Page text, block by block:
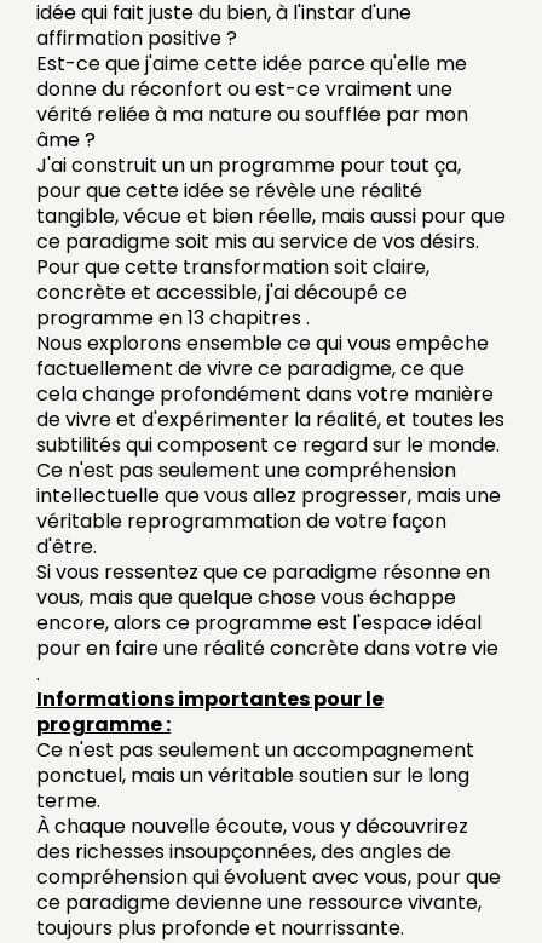
idée qui fait juste du bien, à l'instar d'une
affirmation positive ?
Est-ce que j'aime cette idée parce qu'elle me
donne du réconfort ou est-ce vraiment une
vérité reliée à ma nature ou soufflée par mon
âme ?
J'ai construit un un programme pour tout ça,
pour que cette idée se révèle une réalité
tangible, vécue et bien réelle, mais aussi pour que
ce paradigme soit mis au service de vos désirs.
Pour que cette transformation soit claire,
concrète et accessible, j'ai découpé ce
programme en 13 chapitres .
Nous explorons ensemble ce qui vous empêche
factuellement de vivre ce paradigme, ce que
cela change profondément dans votre manière
de vivre et d'expérimenter la réalité, et toutes les
subtilités qui composent ce regard sur le monde.
Ce n'est pas seulement une compréhension
intellectuelle que vous allez progresser, mais une
véritable reprogrammation de votre façon
d'être.
Si vous ressentez que ce paradigme résonne en
vous, mais que quelque chose vous échappe
encore, alors ce programme est l'espace idéal
pour en faire une réalité concrète dans votre vie
.
Informations importantes pour le
programme :
Ce n'est pas seulement un accompagnement
ponctuel, mais un véritable soutien sur le long
terme.
À chaque nouvelle écoute, vous y découvrirez
des richesses insoupçonnées, des angles de
compréhension qui évoluent avec vous, pour que
ce paradigme devienne une ressource vivante,
toujours plus profonde et nourrissante.